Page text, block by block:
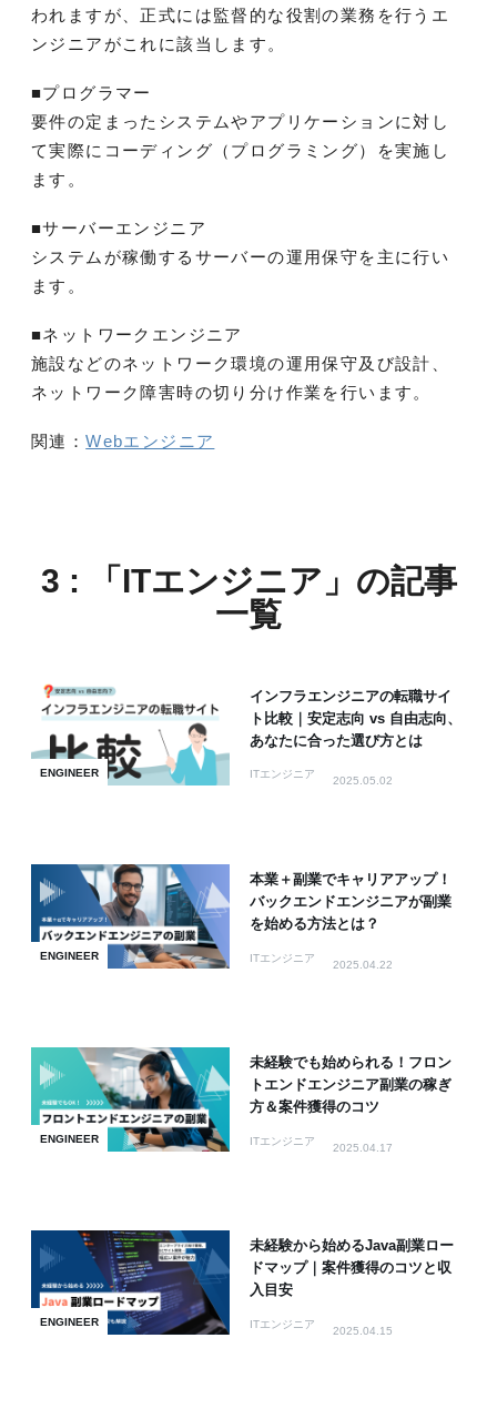
われますが、正式には監督的な役割の業務を行うエ
ンジニアがこれに該当します。
■プログラマー
要件の定まったシステムやアプリケーションに対し
て実際にコーディング（プログラミング）を実施し
ます。
■サーバーエンジニア
システムが稼働するサーバーの運用保守を主に行い
ます。
■ネットワークエンジニア
施設などのネットワーク環境の運用保守及び設計、
ネットワーク障害時の切り分け作業を行います。
関連：Webエンジニア
3 : 「ITエンジニア」の記事
一覧
ENGINEER
インフラエンジニアの転職サイ
ト比較｜安定志向 vs 自由志向、
あなたに合った選び方とは
ITエンジニア
2025.05.02
ENGINEER
本業＋副業でキャリアアップ！
バックエンドエンジニアが副業
を始める方法とは？
ITエンジニア
2025.04.22
ENGINEER
未経験でも始められる！フロン
トエンドエンジニア副業の稼ぎ
方＆案件獲得のコツ
ITエンジニア
2025.04.17
ENGINEER
未経験から始めるJava副業ロー
ドマップ｜案件獲得のコツと収
入目安
ITエンジニア
2025.04.15